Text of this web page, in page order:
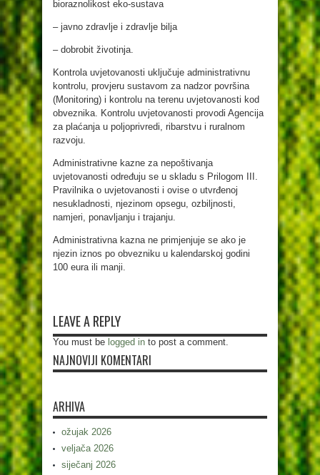
bioraznolikost eko-sustava
– javno zdravlje i zdravlje bilja
– dobrobit životinja.
Kontrola uvjetovanosti uključuje administrativnu
kontrolu, provjeru sustavom za nadzor površina
(Monitoring) i kontrolu na terenu uvjetovanosti kod
obveznika. Kontrolu uvjetovanosti provodi Agencija
za plaćanja u poljoprivredi, ribarstvu i ruralnom
razvoju.
Administrativne kazne za nepoštivanja
uvjetovanosti određuju se u skladu s Prilogom III.
Pravilnika o uvjetovanosti i ovise o utvrđenoj
nesukladnosti, njezinom opsegu, ozbiljnosti,
namjeri, ponavljanju i trajanju.
Administrativna kazna ne primjenjuje se ako je
njezin iznos po obvezniku u kalendarskoj godini
100 eura ili manji.
LEAVE A REPLY
You must be logged in to post a comment.
NAJNOVIJI KOMENTARI
ARHIVA
ožujak 2026
veljača 2026
siječanj 2026